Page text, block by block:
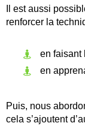
Il est aussi
renforcer la
en faisant
en
Puis, nous
cela s’ajoutent